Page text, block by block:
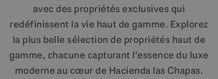
avec des propriétés exclusives qui
redéfinissent la vie haut de gamme. Explorez
la plus belle sélection de propriétés haut de
gamme, chacune capturant l'essence du luxe
moderne au cœur de Hacienda las Chapas.